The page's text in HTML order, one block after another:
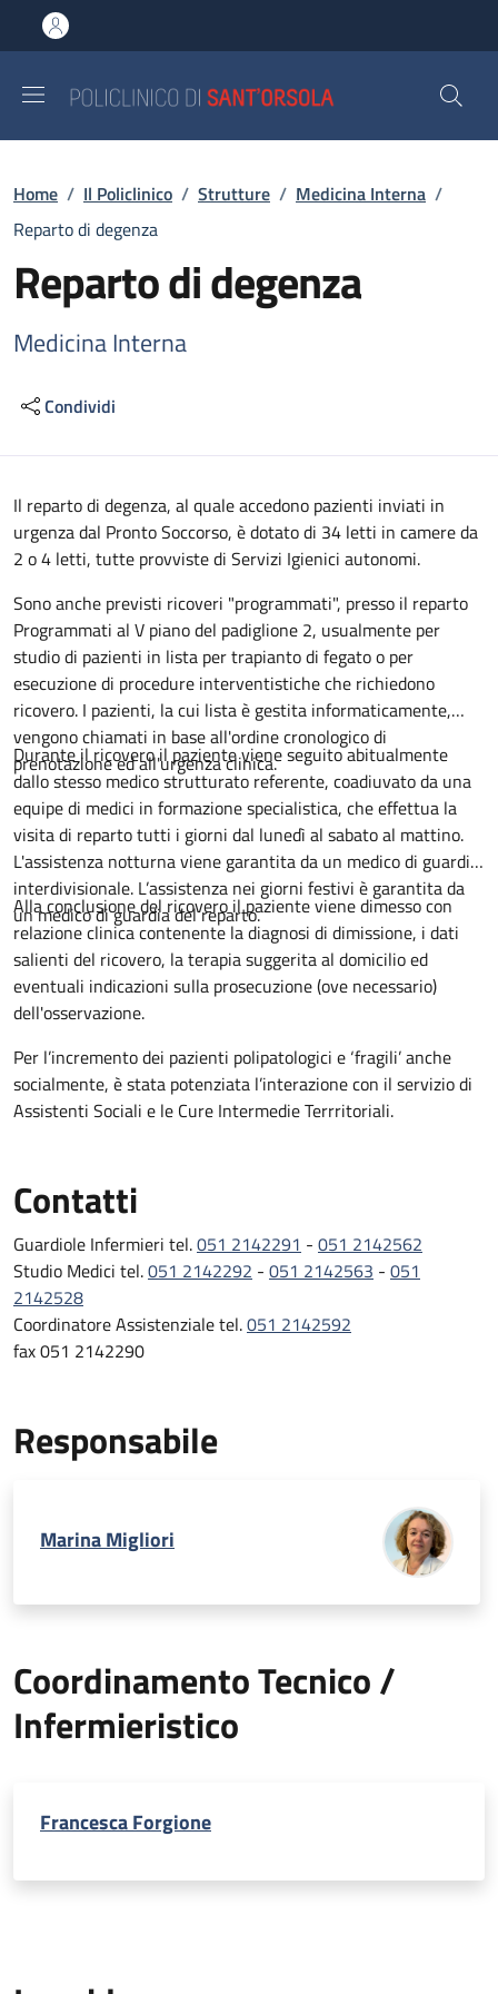
al contenuto principale
to footer content
Briciole di pane
Home / Il Policlinico / Strutture / Medicina Interna /
Reparto di degenza
Reparto di degenza
Medicina Interna
Condividi
Descrizione
Il reparto di degenza, al quale accedono pazienti inviati in
urgenza dal Pronto Soccorso, è dotato di 34 letti in camere da
2 o 4 letti, tutte provviste di Servizi Igienici autonomi.
Sono anche previsti ricoveri "programmati", presso il reparto
Programmati al V piano del padiglione 2, usualmente per
studio di pazienti in lista per trapianto di fegato o per
esecuzione di procedure interventistiche che richiedono
ricovero. I pazienti, la cui lista è gestita informaticamente,
vengono chiamati in base all'ordine cronologico di
prenotazione ed all'urgenza clinica.
Durante il ricovero il paziente viene seguito abitualmente
dallo stesso medico strutturato referente, coadiuvato da una
equipe di medici in formazione specialistica, che effettua la
visita di reparto tutti i giorni dal lunedì al sabato al mattino.
L'assistenza notturna viene garantita da un medico di guardia
interdivisionale. L’assistenza nei giorni festivi è garantita da
un medico di guardia del reparto.
Alla conclusione del ricovero il paziente viene dimesso con
relazione clinica contenente la diagnosi di dimissione, i dati
salienti del ricovero, la terapia suggerita al domicilio ed
eventuali indicazioni sulla prosecuzione (ove necessario)
dell'osservazione.
Per l’incremento dei pazienti polipatologici e ‘fragili’ anche
socialmente, è stata potenziata l’interazione con il servizio di
Assistenti Sociali e le Cure Intermedie Terrritoriali.
Contatti
Guardiole Infermieri tel.051 2142291 - 051 2142562
Studio Medici tel.051 2142292 - 051 2142563 - 051
2142528
Coordinatore Assistenziale tel.051 2142592
fax 051 2142290
Responsabile
Marina Migliori
Coordinamento Tecnico /
Infermieristico
Francesca Forgione